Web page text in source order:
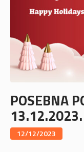
POSEBNA
13.12.2023.
12/12/2023